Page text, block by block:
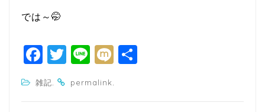
では～🤭
F
a
c
T
itt
Li
n
e
M
雑記. permalink.